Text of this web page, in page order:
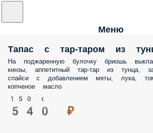
Меню
Тапас с тар-таром из
На поджаренную булочку бриошь
кинзы, аппетитный тар-тар из тунца,
спайси с добавлением мяты, лука,
копченое масло
150 г.
540 ₽